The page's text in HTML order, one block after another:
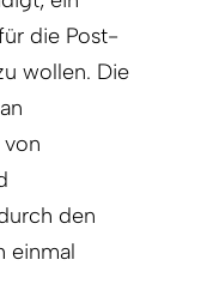
die Post-
wollen. Die
den
einmal